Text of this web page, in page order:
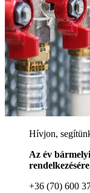
Hívjon,
Az év
+36 (70) 600